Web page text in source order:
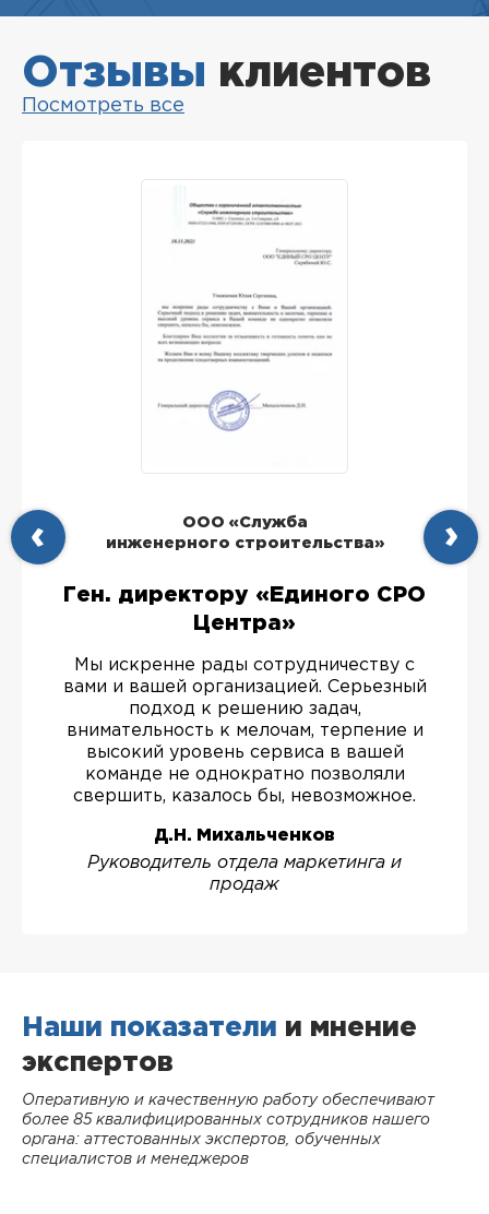
Отзывы клиентов
Посмотреть все
ООО «Служба
инженерного строительства»
Ген. директору «Единого СРО
Центра»
Мы искренне рады сотрудничеству с
вами и вашей организацией. Серьезный
подход к решению задач,
внимательность к мелочам, терпение и
высокий уровень сервиса в вашей
команде не однократно позволяли
свершить, казалось бы, невозможное.
Д.Н. Михальченков
Руководитель отдела маркетинга и
продаж
Наши показатели и мнение
экспертов
Оперативную и качественную работу обеспечивают
более 85 квалифицированных сотрудников нашего
органа: аттестованных экспертов, обученных
специалистов и менеджеров